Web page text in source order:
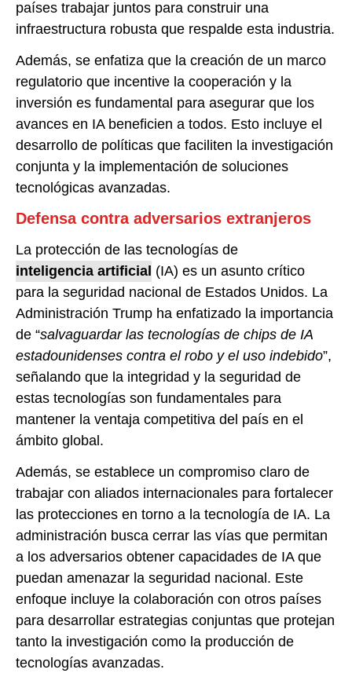
países trabajar juntos para construir una
infraestructura robusta que respalde esta industria.
Además, se enfatiza que la creación de un marco
regulatorio que incentive la cooperación y la
inversión es fundamental para asegurar que los
avances en IA beneficien a todos. Esto incluye el
desarrollo de políticas que faciliten la investigación
conjunta y la implementación de soluciones
tecnológicas avanzadas.
Defensa contra adversarios extranjeros
La protección de las tecnologías de
inteligencia artificial (IA) es un asunto crítico
para la seguridad nacional de Estados Unidos. La
Administración Trump ha enfatizado la importancia
de “salvaguardar las tecnologías de chips de IA
estadounidenses contra el robo y el uso indebido”,
señalando que la integridad y la seguridad de
estas tecnologías son fundamentales para
mantener la ventaja competitiva del país en el
ámbito global.
Además, se establece un compromiso claro de
trabajar con aliados internacionales para fortalecer
las protecciones en torno a la tecnología de IA. La
administración busca cerrar las vías que permitan
a los adversarios obtener capacidades de IA que
puedan amenazar la seguridad nacional. Este
enfoque incluye la colaboración con otros países
para desarrollar estrategias conjuntas que protejan
tanto la investigación como la producción de
tecnologías avanzadas.